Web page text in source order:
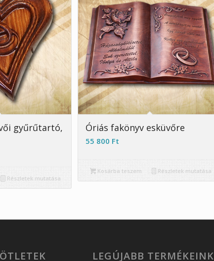
gyűrűtartó,
Részletek mutatása
5.00
Óriás fakönyv esküvőre
55 800 Ft
Kosárba teszem Részletek mutatása
LEGÚJABB TERMÉKEINK